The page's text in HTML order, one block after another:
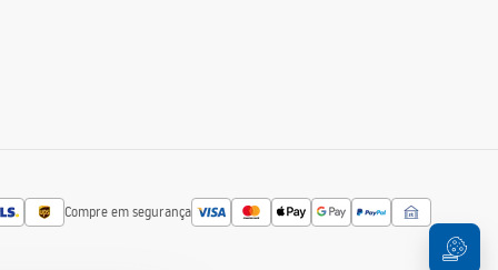
Compre em segurança